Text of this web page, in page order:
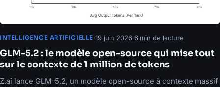
INTELLIGENCE ARTIFICIELLE·19 juin 2026·6 min de lecture
GLM-5.2 : le modèle open-source qui mise tout
sur le contexte de 1 million de tokens
Z.ai lance GLM-5.2, un modèle open-source à contexte massif